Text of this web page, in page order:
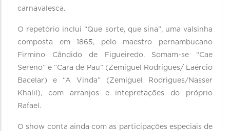
carnavalesca.
O repetório inclui “Que sorte, que sina”, uma valsinha
composta em 1865, pelo maestro pernambucano
Firmino Cândido de Figueiredo. Somam-se “Cae
Sereno” e “Cara de Pau” (Zemiguel Rodrigues/ Laércio
Bacelar) e “A Vinda” (Zemiguel Rodrigues/Nasser
Khalil), com arranjos e intepretações do próprio
Rafael.
O show conta ainda com as participações especiais de